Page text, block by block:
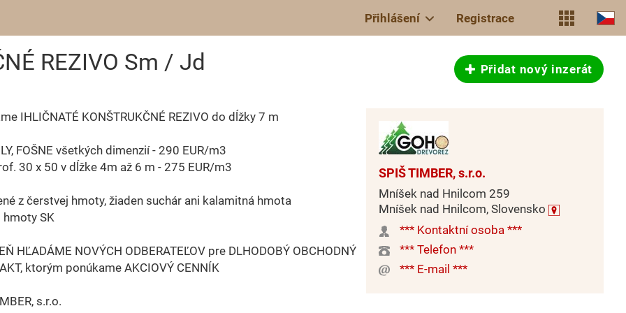
Přihlášení Registrace
REZIVO Sm / Jd Přidat nový inzerát
IHLIČNATÉ KONŠTRUKČNÉ REZIVO do dĺžky 7 m
FOŠNE všetkých dimenzií - 290 EUR/m3
30 x 50 v dĺžke 4m až 6 m - 275 EUR/m3
z čerstvej hmoty, žiaden suchár ani kalamitná hmota
hmoty SK
HĽADÁME NOVÝCH ODBERATEĽOV pre DLHODOBÝ OBCHODNÝ
ktorým ponúkame AKCIOVÝ CENNÍK
s.r.o.
SPIŠ TIMBER, s.r.o.
Mníšek nad Hnilcom 259
Mníšek nad Hnilcom, Slovensko
*** Kontaktní osoba ***
*** Telefon ***
*** E-mail ***